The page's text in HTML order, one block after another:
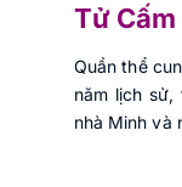
Tử
Quần thể
năm lịch
nhà Minh và